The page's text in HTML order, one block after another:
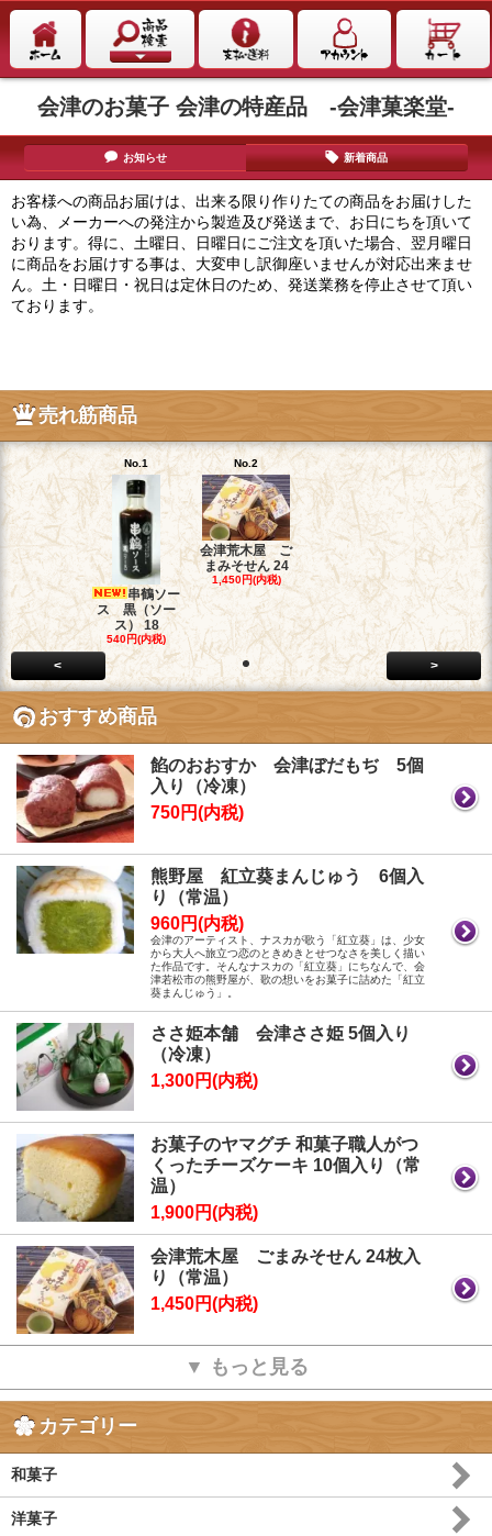
会津のお菓子 会津の特産品 -会津菓楽堂-
お知らせ 新着商品
お客様への商品お届けは、出来る限り作りたての商品をお届けした
い為、メーカーへの発注から製造及び発送まで、お日にちを頂いて
おります。得に、土曜日、日曜日にご注文を頂いた場合、翌月曜日
に商品をお届けする事は、大変申し訳御座いませんが対応出来ませ
ん。土・日曜日・祝日は定休日のため、発送業務を停止させて頂い
ております。
売れ筋商品
No.1
串鶴ソー
ス 黒（ソー
ス） 18
540円(内税)
No.2
会津荒木屋 ご
まみそせん 24
1,450円(内税)
< >
おすすめ商品
餡のおおすか 会津ぼだもぢ 5個
入り（冷凍）
750円(内税)
熊野屋 紅立葵まんじゅう 6個入
り（常温）
960円(内税)
会津のアーティスト、ナスカが歌う「紅立葵」は、少女
から大人へ旅立つ恋のときめきとせつなさを美しく描い
た作品です。そんなナスカの「紅立葵」にちなんで、会
津若松市の熊野屋が、歌の想いをお菓子に詰めた「紅立
葵まんじゅう」。
ささ姫本舗 会津ささ姫 5個入り
（冷凍）
1,300円(内税)
お菓子のヤマグチ 和菓子職人がつ
くったチーズケーキ 10個入り（常
温）
1,900円(内税)
会津荒木屋 ごまみそせん 24枚入
り（常温）
1,450円(内税)
▼ もっと見る
カテゴリー
和菓子
洋菓子